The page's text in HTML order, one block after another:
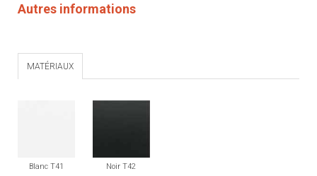
Autres informations
MATÉRIAUX
Blanc T41 Noir T42